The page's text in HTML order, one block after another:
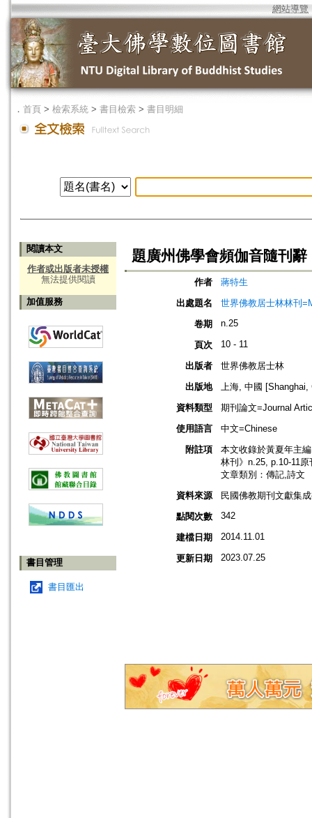
網站導覽
． 首頁 > 檢索系統 > 書目檢索 > 書目明細
閱讀本文
作者或出版者未授權
無法提供閱讀
加值服務
書目管理
書目匯出
題廣州佛學會頻伽音隨刊辭
作者
蔣特生
出處題名
世界佛教居士林林刊
卷期
n.25
頁次 10 - 11
出版者
世界佛教居士林
出版地
上海, 中國 [Shanghai,
資料類型
期刊論文=Journal
使用語言
中文=Chinese
附註項
本文收錄於黃夏年主
林刊》n.25, p.10-11原
文章類別：傳記,詩文
資料來源
民國佛教期刊文獻集
點閱次數
342
建檔日期 2014.11.01
更新日期 2023.07.25